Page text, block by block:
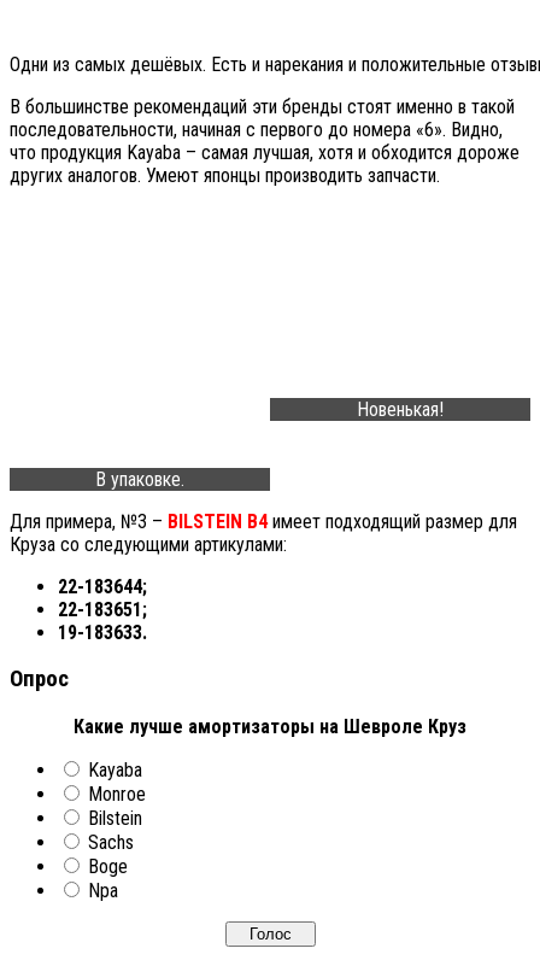
Одни из самых дешёвых. Есть и нарекания и положительные
В большинстве рекомендаций эти бренды стоят именно в такой
последовательности, начиная с первого до номера «6». Видно,
что продукция Kayaba – самая лучшая, хотя и обходится дороже
других аналогов. Умеют японцы производить запчасти.
В упаковке.
Новенькая!
Для примера, №3 – BILSTEIN B4имеет подходящий размер для
Круза со следующими артикулами:
22-183644;
22-183651;
19-183633.
Опрос
Какие лучше амортизаторы на Шевроле Круз
Kayaba
Monroe
Bilstein
Sachs
Boge
Npa